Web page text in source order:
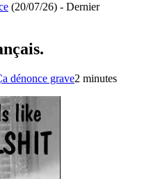
(20/07/26) - Dernier
dénonce grave2 minutes